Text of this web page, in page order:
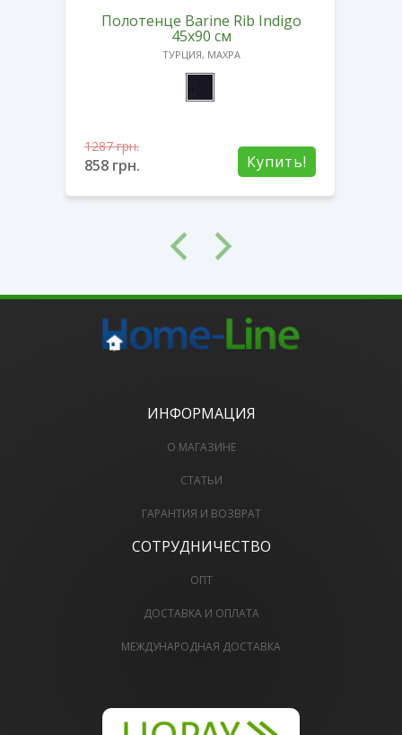
Полотенце Barine Rib Indigo
45х90 см
ТУРЦИЯ, МАХРА
Купить!
1287грн.
858 грн.
ИНФОРМАЦИЯ
О МАГАЗИНЕ
СТАТЬИ
ГАРАНТИЯ И ВОЗВРАТ
СОТРУДНИЧЕСТВО
ОПТ
ДОСТАВКА И ОПЛАТА
МЕЖДУНАРОДНАЯ ДОСТАВКА